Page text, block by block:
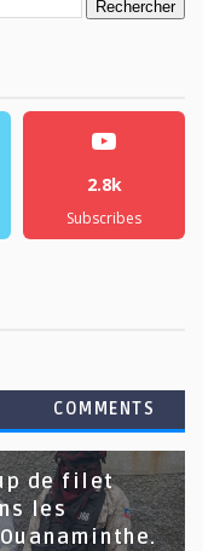
2.8k
Subscribes
COMMENTS
de filet
les